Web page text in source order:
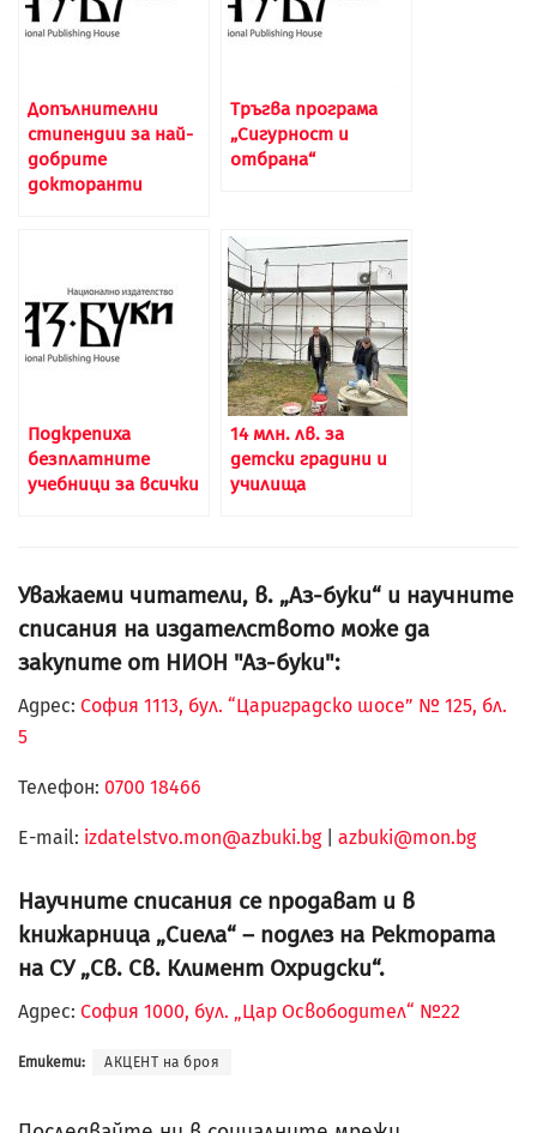
Допълнителни
стипендии за най-
добрите
докторанти
Тръгва програма
„Сигурност и
отбрана“
Подкрепиха
безплатните
учебници за всички
14 млн. лв. за
детски градини и
училища
Уважаеми читатели, в. „Аз-буки“ и научните
списания на издателството може да
закупите от НИОН "Аз-буки":
Адрес: София 1113, бул. “Цариградско шосе” № 125, бл.
5
Телефон: 0700 18466
Е-mail: izdatelstvo.mon@azbuki.bg| azbuki@mon.bg
Научните списания се продават и в
книжарница „Сиела“ – подлез на Ректората
на СУ „Св. Св. Климент Охридски“.
Адрес: София 1000, бул. „Цар Освободител“ №22
Етикети: АКЦЕНТ на броя